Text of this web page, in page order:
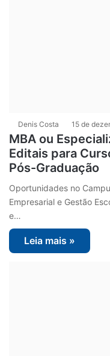
Denis Costa 15 de
MBA ou
Editais para
Pós-Graduação
Oportunidades no
Empresarial e Gestão
e…
Leia mais »